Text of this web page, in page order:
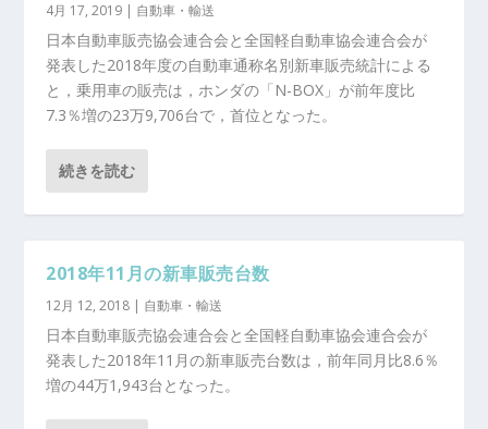
4月 17, 2019 | 自動車・輸送
日本自動車販売協会連合会と全国軽自動車協会連合会が
発表した2018年度の自動車通称名別新車販売統計による
と，乗用車の販売は，ホンダの「N-BOX」が前年度比
7.3％増の23万9,706台で，首位となった。
続きを読む
2018年11月の新車販売台数
12月 12, 2018 | 自動車・輸送
日本自動車販売協会連合会と全国軽自動車協会連合会が
発表した2018年11月の新車販売台数は，前年同月比8.6％
増の44万1,943台となった。